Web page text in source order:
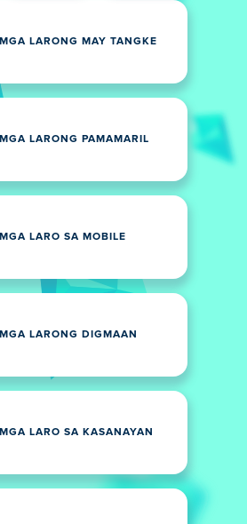
MGA LARONG MAY TANGKE
MGA LARONG PAMAMARIL
MGA LARO SA MOBILE
MGA LARONG DIGMAAN
MGA LARO SA KASANAYAN